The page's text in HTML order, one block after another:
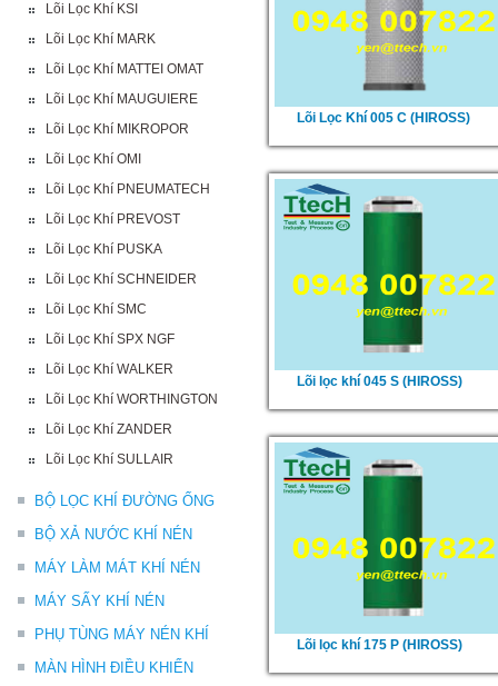
Lõi Lọc Khí KSI
Lõi Lọc Khí MARK
Lõi Lọc Khí MATTEI OMAT
Lõi Lọc Khí MAUGUIERE
Lõi Lọc Khí MIKROPOR
Lõi Lọc Khí OMI
Lõi Lọc Khí PNEUMATECH
Lõi Lọc Khí PREVOST
Lõi Lọc Khí PUSKA
Lõi Lọc Khí SCHNEIDER
Lõi Lọc Khí SMC
Lõi Lọc Khí SPX NGF
Lõi Lọc Khí WALKER
Lõi Lọc Khí WORTHINGTON
Lõi Lọc Khí ZANDER
Lõi Lọc Khí SULLAIR
BỘ LỌC KHÍ ĐƯỜNG ỐNG
BỘ XẢ NƯỚC KHÍ NÉN
MÁY LÀM MÁT KHÍ NÉN
MÁY SẤY KHÍ NÉN
PHỤ TÙNG MÁY NÉN KHÍ
MÀN HÌNH ĐIỀU KHIỂN
Lõi Lọc Khí 005 C (HIROSS)
Lõi lọc khí 045 S (HIROSS)
Lõi lọc khí 175 P (HIROSS)